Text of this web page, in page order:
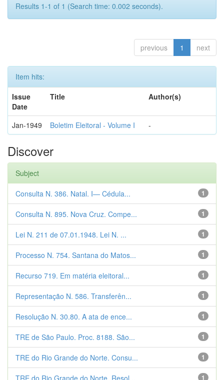
Results 1-1 of 1 (Search time: 0.002 seconds).
previous 1 next
Item hits:
Issue
Date
Title Author(s)
Jan-1949 Boletim Eleitoral - Volume I -
Discover
Subject
1
Consulta N. 386. Natal. I— Cédula...
1
Consulta N. 895. Nova Cruz. Compe...
1
Lei N. 211 de 07.01.1948. Lei N. ...
1
Processo N. 754. Santana do Matos...
1
Recurso 719. Em matéria eleitoral...
1
Representação N. 586. Transferên...
1
Resolução N. 30.80. A ata de ence...
1
TRE de São Paulo. Proc. 8188. São...
1
TRE do Rio Grande do Norte. Consu...
1
TRE do Rio Grande do Norte. Resol...